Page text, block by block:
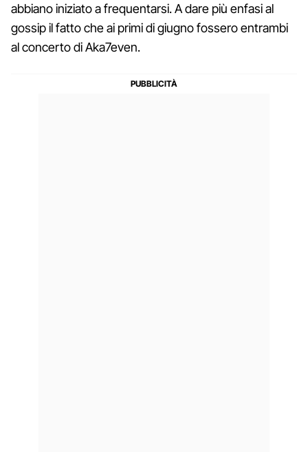
abbiano iniziato a frequentarsi. A dare più enfasi al
gossip il fatto che ai primi di giugno fossero entrambi
al concerto di Aka7even.